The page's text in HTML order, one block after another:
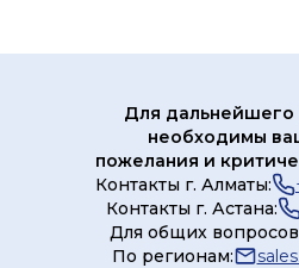
Для дальнейшего
необходимы
пожелания и
Контакты г. Алматы:
Контакты г. Астана:
Для общих
По регионам: